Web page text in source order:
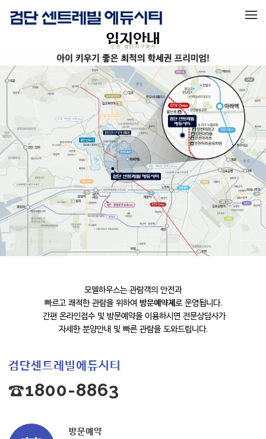
입지안내
모델하우스는 관람객의 안전과
빠르고 쾌적한 관람을 위하여 방문예약제로 운영됩니다.
간편 온라인접수 및 방문예약을 이용하시면 전문상담사가
자세한 분양안내 및 빠른 관람을 도와드립니다.
검단센트레빌에듀시티
☎1800-8863
방문예약